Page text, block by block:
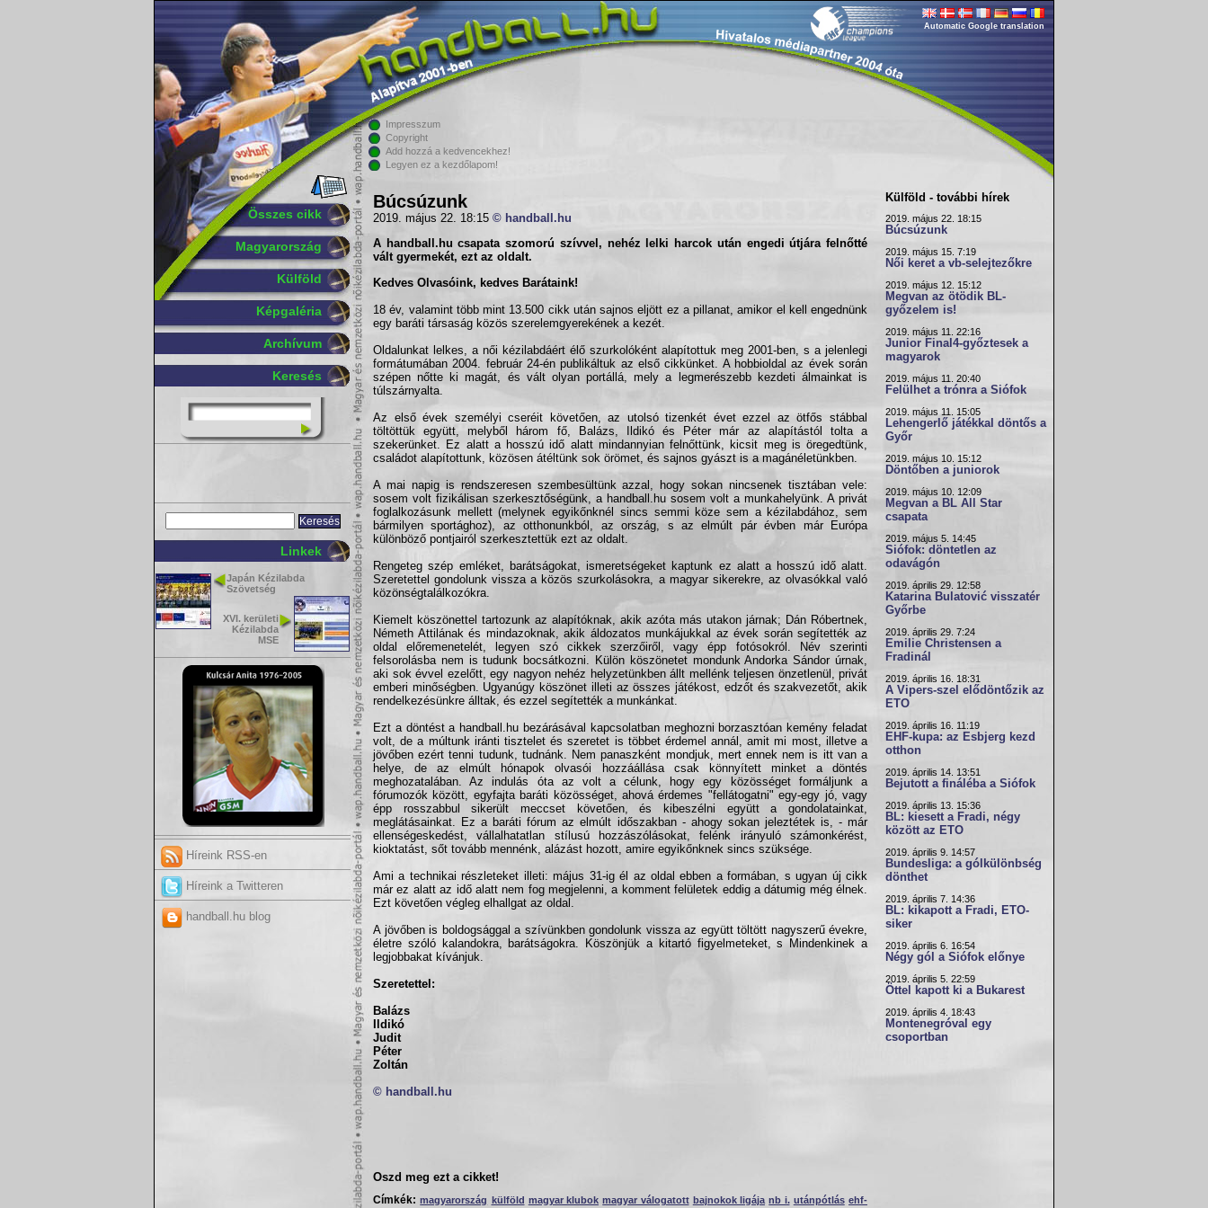
Összes cikk
Magyarország
Külföld
Képgaléria
Archívum
Keresés
Linkek
Japán Kézilabda
Szövetség
XVI. kerületi
Kézilabda
MSE
Híreink RSS-en
Híreink a Twitteren
handball.hu blog
Automatic Google translation
Impresszum
Copyright
Add hozzá a kedvencekhez!
Legyen ez a kezdőlapom!
Búcsúzunk
2019. május 22. 18:15 © handball.hu
A handball.hu csapata szomorú szívvel, nehéz lelki harcok után engedi útjára felnőtté
vált gyermekét, ezt az oldalt.
Kedves Olvasóink, kedves Barátaink!
18 év, valamint több mint 13.500 cikk után sajnos eljött ez a pillanat, amikor el kell engednünk
egy baráti társaság közös szerelemgyerekének a kezét.
Oldalunkat lelkes, a női kézilabdáért élő szurkolóként alapítottuk meg 2001-ben, s a jelenlegi
formátumában 2004. február 24-én publikáltuk az első cikkünket. A hobbioldal az évek során
szépen nőtte ki magát, és vált olyan portállá, mely a legmerészebb kezdeti álmainkat is
túlszárnyalta.
Az első évek személyi cseréit követően, az utolsó tizenkét évet ezzel az ötfős stábbal
töltöttük együtt, melyből három fő, Balázs, Ildikó és Péter már az alapítástól tolta a
szekerünket. Ez alatt a hosszú idő alatt mindannyian felnőttünk, kicsit meg is öregedtünk,
családot alapítottunk, közösen átéltünk sok örömet, és sajnos gyászt is a magánéletünkben.
A mai napig is rendszeresen szembesültünk azzal, hogy sokan nincsenek tisztában vele:
sosem volt fizikálisan szerkesztőségünk, a handball.hu sosem volt a munkahelyünk. A privát
foglalkozásunk mellett (melynek egyikőnknél sincs semmi köze sem a kézilabdához, sem
bármilyen sportághoz), az otthonunkból, az ország, s az elmúlt pár évben már Európa
különböző pontjairól szerkesztettük ezt az oldalt.
Rengeteg szép emléket, barátságokat, ismeretségeket kaptunk ez alatt a hosszú idő alatt.
Szeretettel gondolunk vissza a közös szurkolásokra, a magyar sikerekre, az olvasókkal való
közönségtalálkozókra.
Kiemelt köszönettel tartozunk az alapítóknak, akik azóta más utakon járnak; Dán Róbertnek,
Németh Attilának és mindazoknak, akik áldozatos munkájukkal az évek során segítették az
oldal előremenetelét, legyen szó cikkek szerzőiről, vagy épp fotósokról. Név szerinti
felsorolásba nem is tudunk bocsátkozni. Külön köszönetet mondunk Andorka Sándor úrnak,
aki sok évvel ezelőtt, egy nagyon nehéz helyzetünkben állt mellénk teljesen önzetlenül, privát
emberi minőségben. Ugyanúgy köszönet illeti az összes játékost, edzőt és szakvezetőt, akik
rendelkezésünkre álltak, és ezzel segítették a munkánkat.
Ezt a döntést a handball.hu bezárásával kapcsolatban meghozni borzasztóan kemény feladat
volt, de a múltunk iránti tisztelet és szeretet is többet érdemel annál, amit mi most, illetve a
jövőben ezért tenni tudunk, tudnánk. Nem panaszként mondjuk, mert ennek nem is itt van a
helye, de az elmúlt hónapok olvasói hozzáállása csak könnyített minket a döntés
meghozatalában. Az indulás óta az volt a célunk, hogy egy közösséget formáljunk a
fórumozók között, egyfajta baráti közösséget, ahová érdemes "fellátogatni" egy-egy jó, vagy
épp rosszabbul sikerült meccset követően, és kibeszélni együtt a gondolatainkat,
meglátásainkat. Ez a baráti fórum az elmúlt időszakban - ahogy sokan jeleztétek is, - már
ellenségeskedést, vállalhatatlan stílusú hozzászólásokat, felénk irányuló számonkérést,
kioktatást, sőt tovább mennénk, alázást hozott, amire egyikőnknek sincs szüksége.
Ami a technikai részleteket illeti: május 31-ig él az oldal ebben a formában, s ugyan új cikk
már ez alatt az idő alatt nem fog megjelenni, a komment felületek eddig a dátumig még élnek.
Ezt követően végleg elhallgat az oldal.
A jövőben is boldogsággal a szívünkben gondolunk vissza az együtt töltött nagyszerű évekre,
életre szóló kalandokra, barátságokra. Köszönjük a kitartó figyelmeteket, s Mindenkinek a
legjobbakat kívánjuk.
Szeretettel:
Balázs
Ildikó
Judit
Péter
Zoltán
© handball.hu
Oszd meg ezt a cikket!
Címkék: magyarország külföld magyar klubok magyar válogatott bajnokok ligája nb i. utánpótlás ehf-
Külföld - további hírek
2019. május 22. 18:15
Búcsúzunk
2019. május 15. 7:19
Női keret a vb-selejtezőkre
2019. május 12. 15:12
Megvan az ötödik BL-
győzelem is!
2019. május 11. 22:16
Junior Final4-győztesek a
magyarok
2019. május 11. 20:40
Felülhet a trónra a Siófok
2019. május 11. 15:05
Lehengerlő játékkal döntős a
Győr
2019. május 10. 15:12
Döntőben a juniorok
2019. május 10. 12:09
Megvan a BL All Star
csapata
2019. május 5. 14:45
Siófok: döntetlen az
odavágón
2019. április 29. 12:58
Katarina Bulatović visszatér
Győrbe
2019. április 29. 7:24
Emilie Christensen a
Fradinál
2019. április 16. 18:31
A Vipers-szel elődöntőzik az
ETO
2019. április 16. 11:19
EHF-kupa: az Esbjerg kezd
otthon
2019. április 14. 13:51
Bejutott a fináléba a Siófok
2019. április 13. 15:36
BL: kiesett a Fradi, négy
között az ETO
2019. április 9. 14:57
Bundesliga: a gólkülönbség
dönthet
2019. április 7. 14:36
BL: kikapott a Fradi, ETO-
siker
2019. április 6. 16:54
Négy gól a Siófok előnye
2019. április 5. 22:59
Öttel kapott ki a Bukarest
2019. április 4. 18:43
Montenegróval egy
csoportban